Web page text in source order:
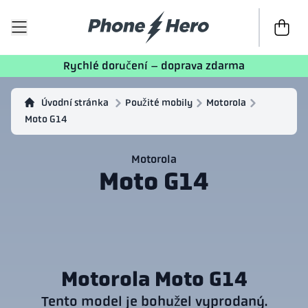
K
Rychlé doručení – doprava zdarma
Úvodní stránka Použité mobily
Motorola
Moto G14
Motorola
Moto G14
Motorola Moto G14
Tento model je bohužel vyprodaný.